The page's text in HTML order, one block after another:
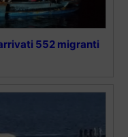
552 migranti